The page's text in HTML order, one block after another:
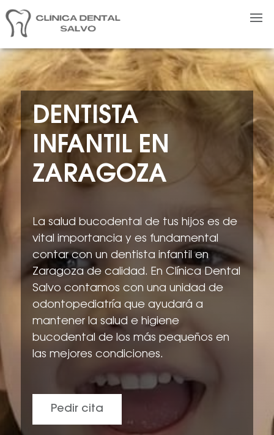
DENTISTA
INFANTIL EN
ZARAGOZA
La salud bucodental de tus hijos es de
vital importancia y es fundamental
contar con un dentista infantil en
Zaragoza de calidad. En Clínica Dental
Salvo contamos con una unidad de
odontopediatría que ayudará a
mantener la salud e higiene
bucodental de los más pequeños en
las mejores condiciones.
Pedir cita